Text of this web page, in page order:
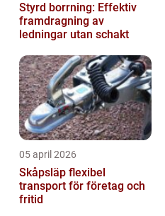
Styrd borrning: Effektiv
framdragning av
ledningar utan schakt
05 april 2026
Skåpsläp flexibel
transport för företag och
fritid